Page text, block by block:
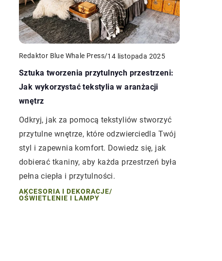
Redaktor Blue Whale Press/14 listopada 2025
Sztuka tworzenia przytulnych przestrzeni:
Jak wykorzystać tekstylia w aranżacji
wnętrz
Odkryj, jak za pomocą tekstyliów stworzyć
przytulne wnętrze, które odzwierciedla Twój
styl i zapewnia komfort. Dowiedz się, jak
dobierać tkaniny, aby każda przestrzeń była
pełna ciepła i przytulności.
AKCESORIA I DEKORACJE/
OŚWIETLENIE I LAMPY